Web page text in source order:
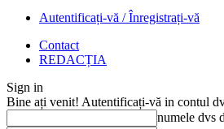
Autentificați-vă / Înregistrați-vă
Contact
REDACȚIA
Sign in
Bine ați venit! Autentificați-vă in contul
numele dvs